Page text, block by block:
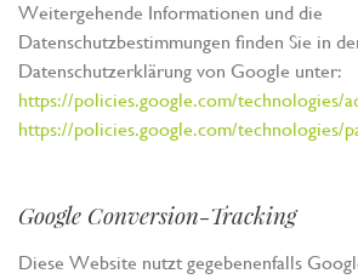
Weitergehende Informationen und die
Datenschutzbestimmungen finden Sie in
Datenschutzerklärung von Google unter:
https://policies.google.com/technologies/
https://policies.google.com/technologies/
Google Conversion-Tracking
Diese Website nutzt gegebenenfalls